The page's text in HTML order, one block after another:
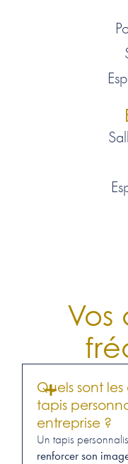
Vos
Quels sont
tapis
entreprise ?
Un tapis
renforcer son